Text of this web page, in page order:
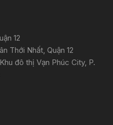
12
Thới Nhất, Quận 12
đô thị Vạn Phúc City, P.